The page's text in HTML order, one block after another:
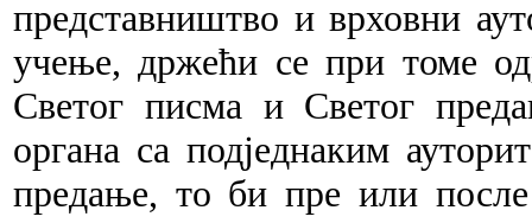
представништво и врховни
учење, држећи се при томе
Светог писма и Светог
органа са подједнаким
предање, то би пре или